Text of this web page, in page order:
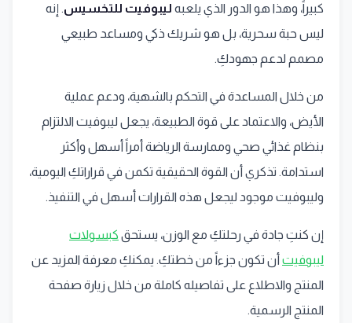
كبيراً، وهذا هو الدور الذي يلعبه ليبوفيت للتخسيس. إنه
ليس حبة سحرية، بل هو شريك ذكي ومساعد طبيعي
مصمم لدعم جهودكِ.
من خلال المساعدة في التحكم بالشهية، ودعم عملية
الأيض، والاعتماد على قوة الطبيعة، يجعل ليبوفيت الالتزام
بنظام غذائي صحي وممارسة الرياضة أمراً أسهل وأكثر
استدامة. تذكري أن القوة الحقيقية تكمن في قراراتكِ اليومية،
وليبوفيت موجود ليجعل هذه القرارات أسهل في التنفيذ.
إن كنتِ جادة في رحلتكِ مع الوزن، يستحق كبسولات
ليبوفيت أن تكون جزءاً من خطتكِ. يمكنكِ معرفة المزيد عن
المنتج والاطلاع على تفاصيله كاملة من خلال زيارة صفحة
المنتج الرسمية.